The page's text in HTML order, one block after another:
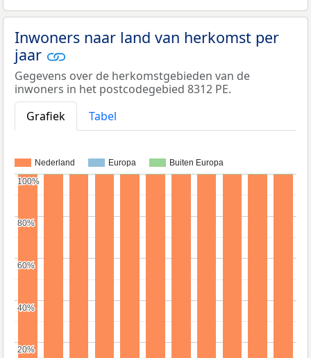
Inwoners naar land van herkomst per
jaar
Gegevens over de herkomstgebieden van de
inwoners in het postcodegebied 8312 PE.
Grafiek
Tabel
Nederland Europa Buiten Europa
20%
20%
40%
40%
60%
60%
80%
80%
100%
100%